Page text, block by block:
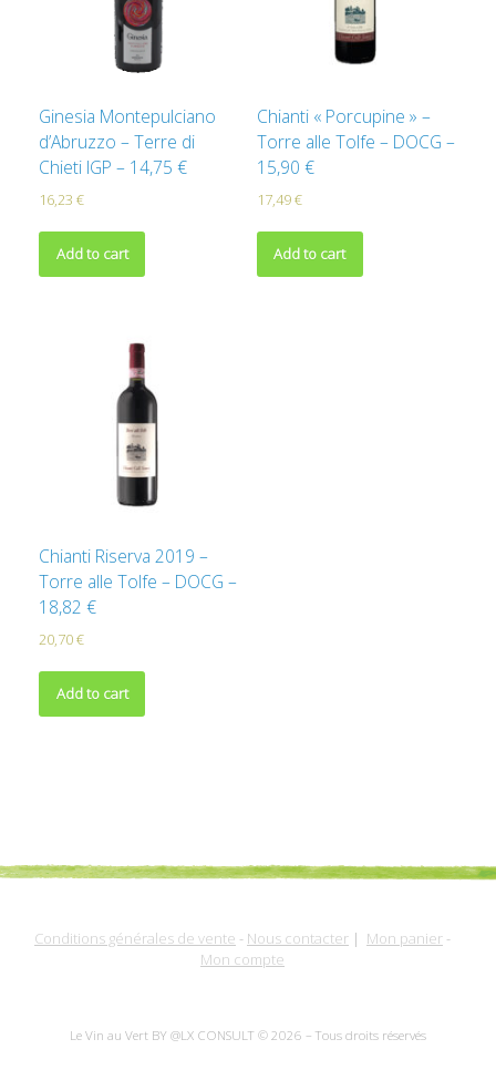
Ginesia Montepulciano
d’Abruzzo – Terre di
Chieti IGP – 14,75 €
16,23 €
Add to cart
Chianti « Porcupine » –
Torre alle Tolfe – DOCG –
15,90 €
17,49€
Add to cart
Chianti Riserva 2019 –
Torre alle Tolfe – DOCG –
18,82 €
20,70€
Add to cart
Conditions générales de vente - Nous contacter | Mon panier -
Mon compte
Le Vin au Vert BY @LX CONSULT © 2026 – Tous droits réservés